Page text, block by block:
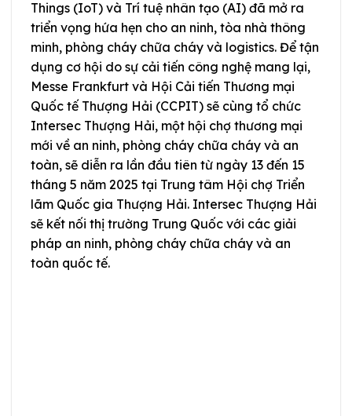
Things (IoT) và Trí tuệ nhân tạo (AI) đã mở ra
triển vọng hứa hẹn cho an ninh, tòa nhà thông
minh, phòng cháy chữa cháy và logistics. Để tận
dụng cơ hội do sự cải tiến công nghệ mang lại,
Messe Frankfurt và Hội Cải tiến Thương mại
Quốc tế Thượng Hải (CCPIT) sẽ cùng tổ chức
Intersec Thượng Hải, một hội chợ thương mại
mới về an ninh, phòng cháy chữa cháy và an
toàn, sẽ diễn ra lần đầu tiên từ ngày 13 đến 15
tháng 5 năm 2025 tại Trung tâm Hội chợ Triển
lãm Quốc gia Thượng Hải. Intersec Thượng Hải
sẽ kết nối thị trường Trung Quốc với các giải
pháp an ninh, phòng cháy chữa cháy và an
toàn quốc tế.